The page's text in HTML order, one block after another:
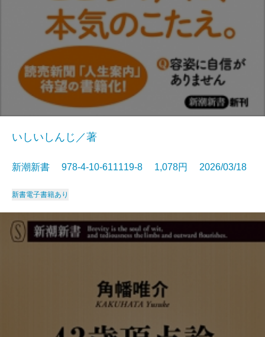
いしいしんじ／著
新潮新書 978-4-10-611119-8 1,078円 2026/03/18
新書電子書籍あり